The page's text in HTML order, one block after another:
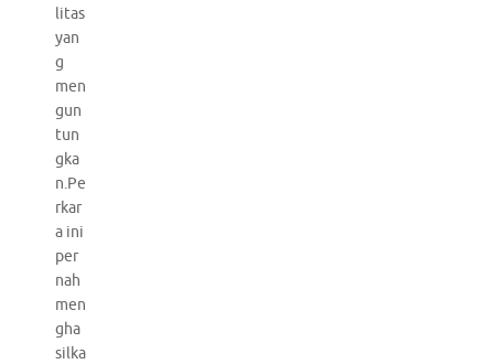
litas
yan
g
men
gun
tun
gka
n.Pe
rkar
a ini
per
nah
men
gha
silka